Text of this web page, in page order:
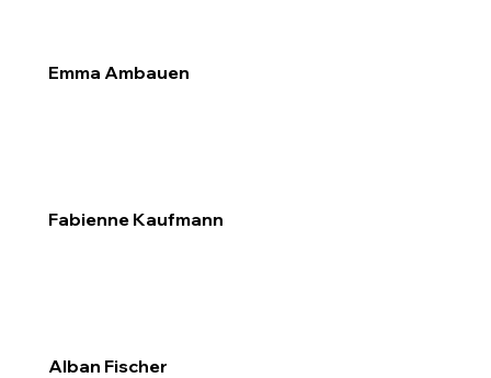
Emma Ambauen
Fabienne Kaufmann
Alban Fischer